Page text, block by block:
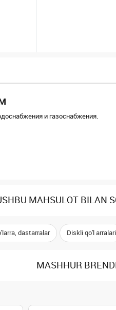
и газоснабжения.
MAHSULOT BILAN
dastarralar Diskli qo'l arralari
MASHHUR